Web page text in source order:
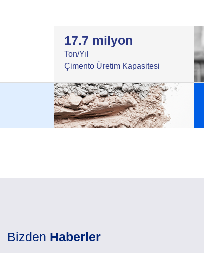
17.7 milyon
Ton/Yıl
Çimento Üretim Kapasitesi
Bizden Haberler